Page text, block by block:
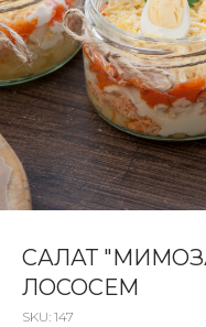
САЛАТ
ЛОСОСЕМ
SKU: 147